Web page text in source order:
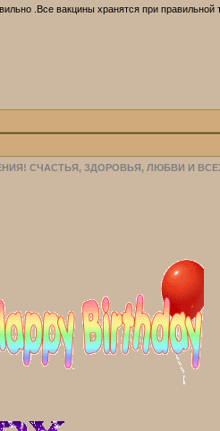
.Все вакцины хранятся при правильной
СЧАСТЬЯ, ЗДОРОВЬЯ, ЛЮБВИ И